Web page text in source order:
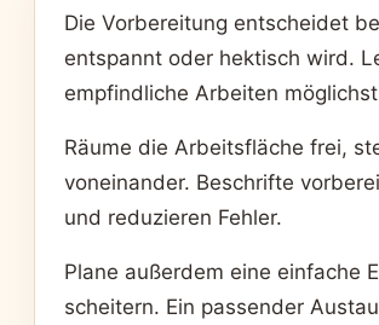
Die Vorbereitung entscheidet
entspannt oder hektisch wird.
empfindliche Arbeiten
Räume die Arbeitsfläche frei,
voneinander. Beschrifte
und reduzieren Fehler.
Plane außerdem eine einfache
scheitern. Ein passender